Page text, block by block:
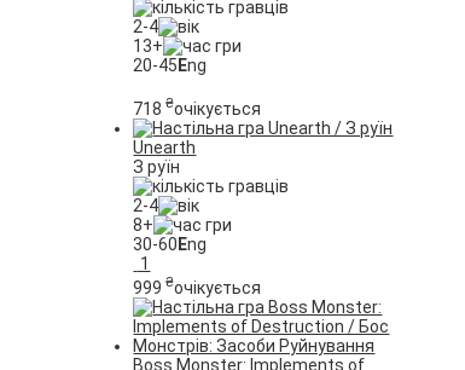
2-4
13+
20-45 Eng
718₴очікується
Unearth
З руїн
2-4
8+
30-60 Eng
1
999₴очікується
Boss Monster: Implements of